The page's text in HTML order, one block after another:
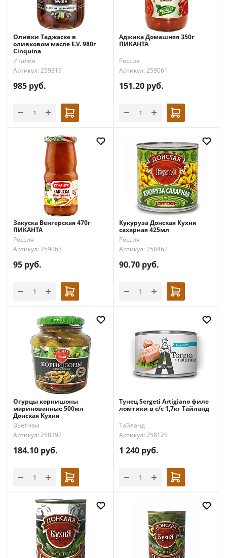
Оливки Таджаске в
оливковом масле E.V. 980г
Cinquina
Италия
Артикул: 259319
985 руб.
Аджика Домашняя 350г
ПИКАНТА
Россия
Артикул: 259061
151.20 руб.
Закуска Венгерская 470г
ПИКАНТА
Россия
Артикул: 259063
95 руб.
Кукуруза Донская Кухня
сахарная 425мл
Россия
Артикул: 258462
90.70 руб.
Огурцы корнишоны
маринованные 500мл
Донская Кухня
Вьетнам
Артикул: 258392
184.10 руб.
Тунец Sergeti Artigiano филе
ломтики в с/с 1,7кг Тайланд
Тайланд
Артикул: 258125
1 240 руб.